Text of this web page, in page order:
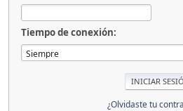
Tiempo de conexión:
¿Olvidaste tu